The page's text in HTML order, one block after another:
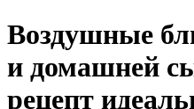
Воздушные
и домашней
рецепт